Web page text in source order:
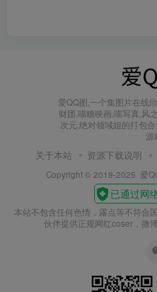
爱QQ图,一个集图片在线
财团,喵糖映画,喵写真,风
次元,绝对领域姐的打包
源
关于本站 资源下载说明
Copyright © 2019-2025 爱
本站不包含任何色情，露点等不符合
伙伴提供正规网红coser，微